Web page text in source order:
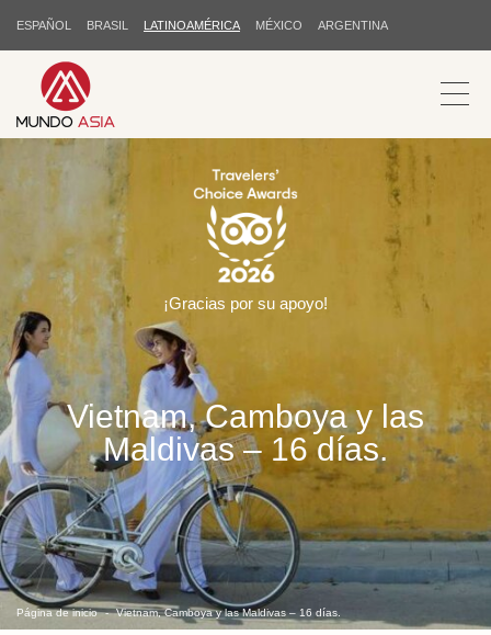
ESPAÑOL BRASIL LATINOAMÉRICA MÉXICO ARGENTINA
Vietnam, Camboya y las
Maldivas – 16 días.
Página de inicio Vietnam, Camboya y las Maldivas – 16 días.
¡Gracias por su apoyo!